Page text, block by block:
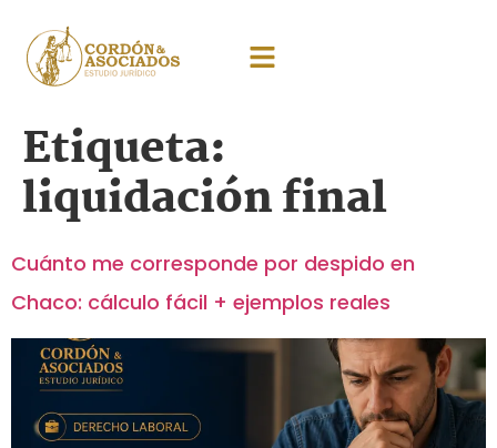
Etiqueta:
liquidación final
Cuánto me corresponde por despido en
Chaco: cálculo fácil + ejemplos reales